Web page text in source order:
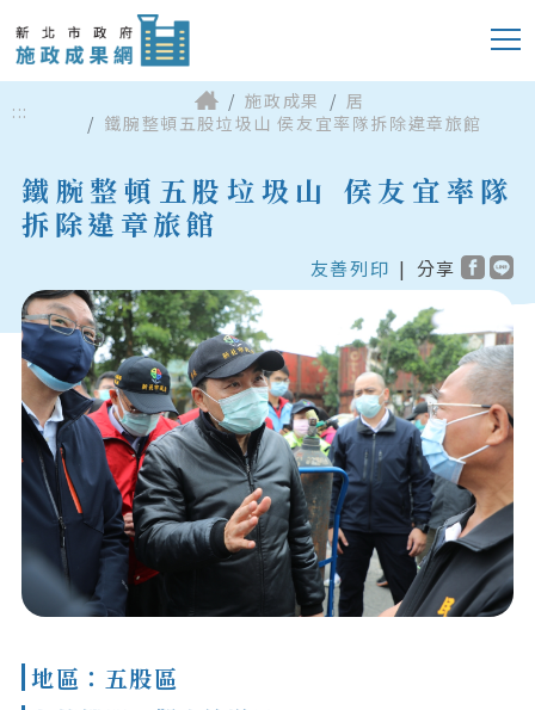
::: 施政成果
居
鐵腕整頓五股垃圾山 侯友宜率隊拆除違章旅館
鐵腕整頓五股垃圾山 侯友宜率隊
拆除違章旅館
友善列印 | 分享
地區：五股區